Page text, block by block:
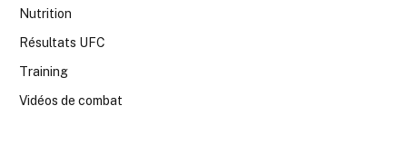
Nutrition
Résultats UFC
Training
Vidéos de combat